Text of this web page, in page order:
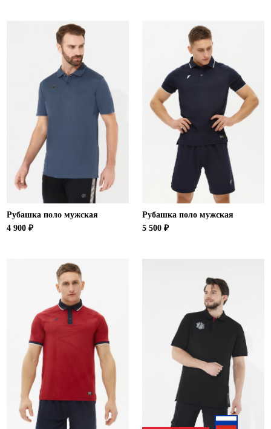
Челябинская область (2)
Ямало-Ненецкий автономный округ (1)
Ярославская область (1)
Рубашка поло мужская
4 900 ₽
Рубашка поло мужская
5 500 ₽